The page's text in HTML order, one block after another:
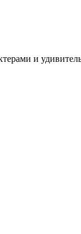
и